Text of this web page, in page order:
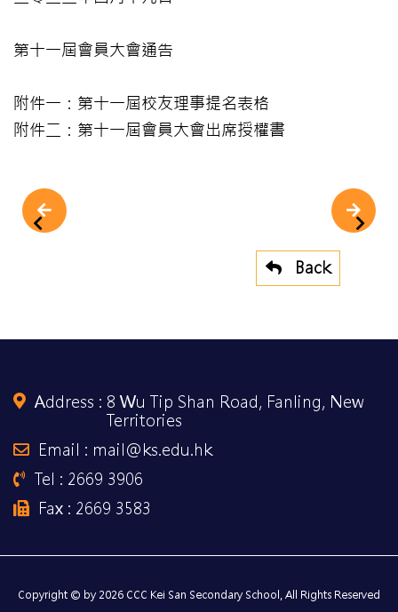
第十一屆會員大會通告
附件一：第十一屆校友理事提名表格
附件二：第十一屆會員大會出席授權書
Back
Address : 8 Wu Tip Shan Road, Fanling, New
Territories
Email : mail@ks.edu.hk
Tel : 2669 3906
Fax : 2669 3583
Copyright © by 2026 CCC Kei San Secondary School, All Rights Reserved